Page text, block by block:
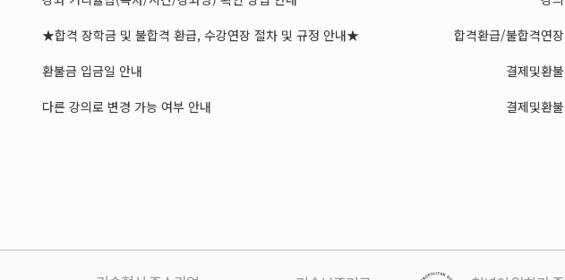
★합격 장학금 및 불합격 환급, 수강연장 절차 및 규정 안내★
합격환급/불합격연장
환불금 입금일 안내
결제및환불
다른 강의로 변경 가능 여부 안내
결제및환불